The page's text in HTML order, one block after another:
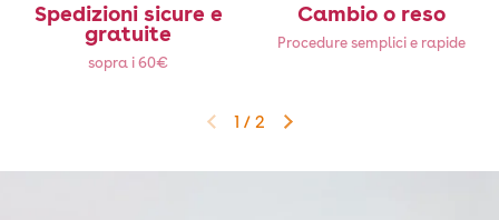
Spedizioni sicure e
gratuite
sopra i 60€
Cambio o reso
Procedure semplici e rapide
Diapositiva precedente
Diapositiva successiva
1 / 2